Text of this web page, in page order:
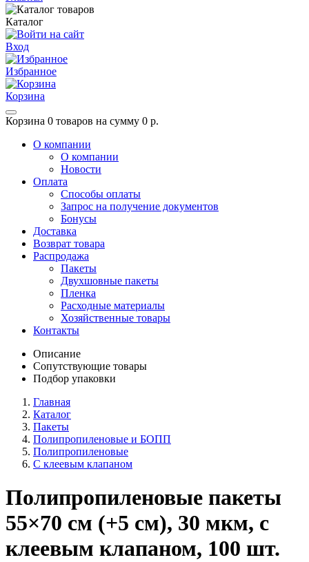
Каталог
Вход
Избранное
Корзина
Корзина 0 товаров на сумму 0 р.
О компании
О компании
Новости
Оплата
Способы оплаты
Запрос на получение документов
Бонусы
Доставка
Возврат товара
Распродажа
Пакеты
Двухшовные пакеты
Пленка
Расходные материалы
Хозяйственные товары
Контакты
Описание
Сопутствующие товары
Подбор упаковки
Главная
Каталог
Пакеты
Полипропиленовые и БОПП
Полипропиленовые
C клеевым клапаном
Полипропиленовые пакеты
55×70 см (+5 см), 30 мкм, с
клеевым клапаном, 100 шт.